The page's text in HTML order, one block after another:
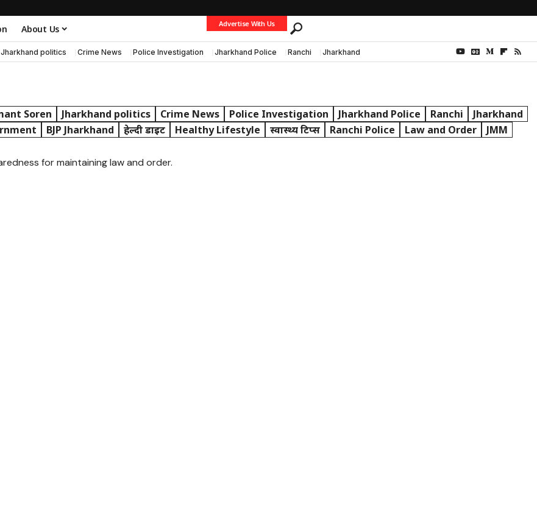
About Us Advertise With Us
Jharkhand politics Crime News Police Investigation Jharkhand Police Ranchi Jharkhand
Soren Jharkhand politics Crime News Police Investigation Jharkhand Police Ranchi
Jharkhand
BJP Jharkhand हेल्दी डाइट Healthy Lifestyle स्वास्थ्य टिप्स Ranchi Police Law and Order JMM